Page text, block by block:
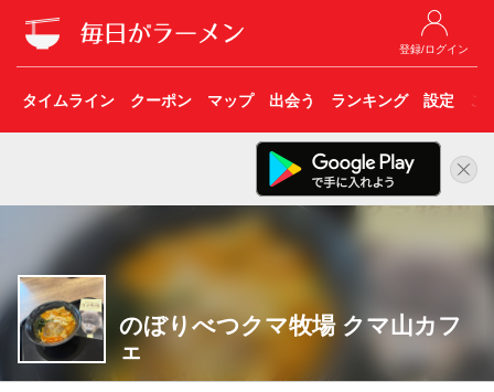
登録/ログイン
タイムライン クーポン マップ 出会う ランキング 設定 こ
のぼりべつクマ牧場 クマ山カフ
ェ